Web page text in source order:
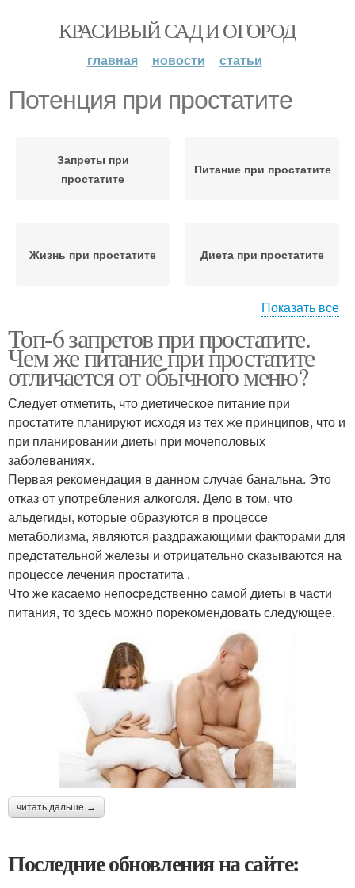
КРАСИВЫЙ САД И ОГОРОД
главная новости статьи
Потенция при простатите
Запреты при
простатите
Питание при простатите
Жизнь при простатите Диета при простатите
Помидоры при
простатите
Яблоки при простатите
Хронический простатит
Показать все
Топ-6 запретов при простатите.
Чем же питание при простатите
отличается от обычного меню?
Следует отметить, что диетическое питание при
простатите планируют исходя из тех же принципов, что и
при планировании диеты при мочеполовых
заболеваниях.
Первая рекомендация в данном случае банальна. Это
отказ от употребления алкоголя. Дело в том, что
альдегиды, которые образуются в процессе
метаболизма, являются раздражающими факторами для
предстательной железы и отрицательно сказываются на
процессе лечения простатита .
Что же касаемо непосредственно самой диеты в части
питания, то здесь можно порекомендовать следующее.
читать дальше →
Последние обновления на сайте: